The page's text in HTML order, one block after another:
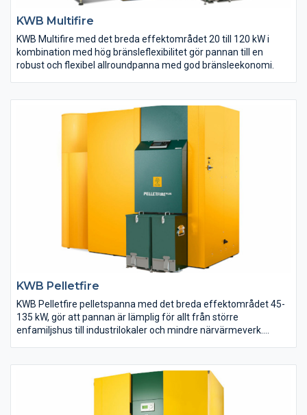
KWB Multifire
KWB Multifire med det breda effektområdet 20 till 120 kW i
kombination med hög bränsleflexibilitet gör pannan till en
robust och flexibel allroundpanna med god bränsleekonomi.
KWB Pelletfire
KWB Pelletfire pelletspanna med det breda effektområdet 45-
135 kW, gör att pannan är lämplig för allt från större
enfamiljshus till industrilokaler och mindre närvärmeverk.